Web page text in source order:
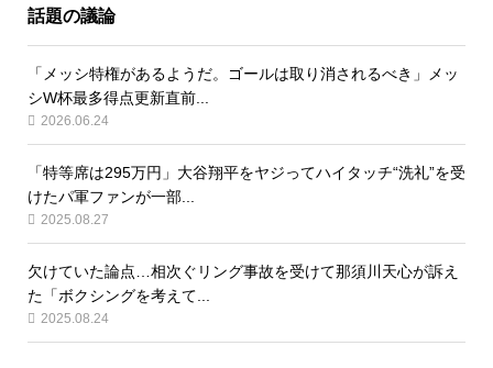
話題の議論
「メッシ特権があるようだ。ゴールは取り消されるべき」メッ
シW杯最多得点更新直前...
2026.06.24
「特等席は295万円」大谷翔平をヤジってハイタッチ“洗礼”を受
けたパ軍ファンが一部...
2025.08.27
欠けていた論点…相次ぐリング事故を受けて那須川天心が訴え
た「ボクシングを考えて...
2025.08.24